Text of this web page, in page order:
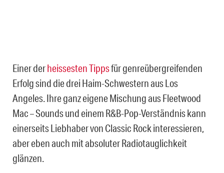
Einer derheissesten Tippsfür genreübergreifenden
Erfolg sind die drei Haim-Schwestern aus Los
Angeles. Ihre ganz eigene Mischung aus Fleetwood
Mac – Sounds und einem R&B-Pop-Verständnis kann
einerseits Liebhaber von Classic Rock interessieren,
aber eben auch mit absoluter Radiotauglichkeit
glänzen.